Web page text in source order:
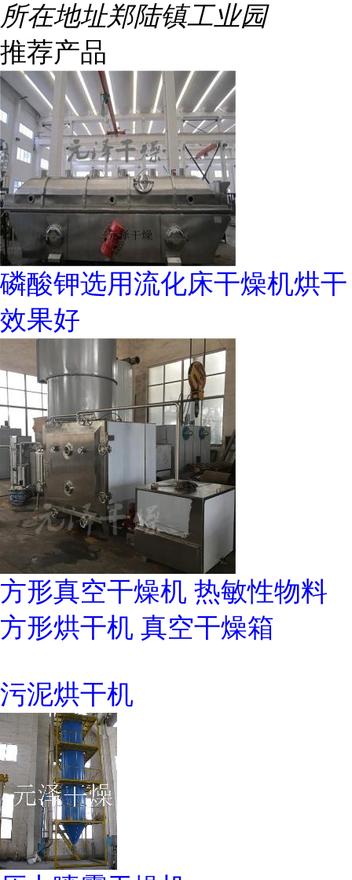
所在地址郑陆镇工业园
推荐产品
磷酸钾选用流化床干燥机烘干
效果好
方形真空干燥机 热敏性物料
方形烘干机 真空干燥箱
污泥烘干机